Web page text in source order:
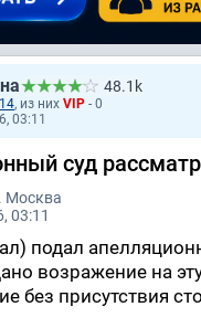
48.1k
, из них VIP - 0
03:11
суд
Москва
03:11
подал
возражение на
без присутствия